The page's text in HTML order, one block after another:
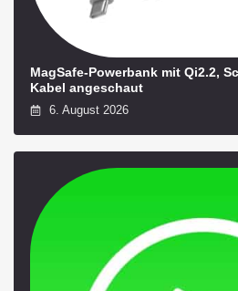
MagSafe-Powerbank mit Qi2.2,
Kabel angeschaut
6. August 2026